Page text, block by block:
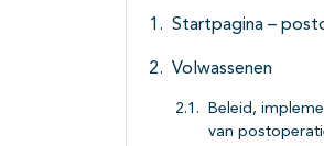
Startpagina –
Volwassenen
Beleid,
van